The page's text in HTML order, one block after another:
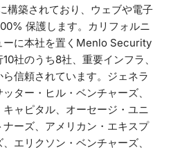
構築されており、ウェブや電子
保護します。カリフォルニ
ーに本社を置くMenlo Security
社のうち8社、重要インフラ、
信頼されています。ジェネラ
ター・ヒル・ベンチャーズ、
ャピタル、オーセージ・ユニ
ーズ、アメリカン・エキスプ
エリクソン・ベンチャーズ、